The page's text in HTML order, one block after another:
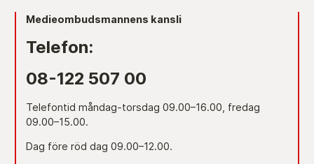
Medieombudsmannens kansli
Telefon:
08-122 507 00
Telefontid måndag-torsdag 09.00–16.00, fredag
09.00–15.00.
Dag före röd dag 09.00–12.00.